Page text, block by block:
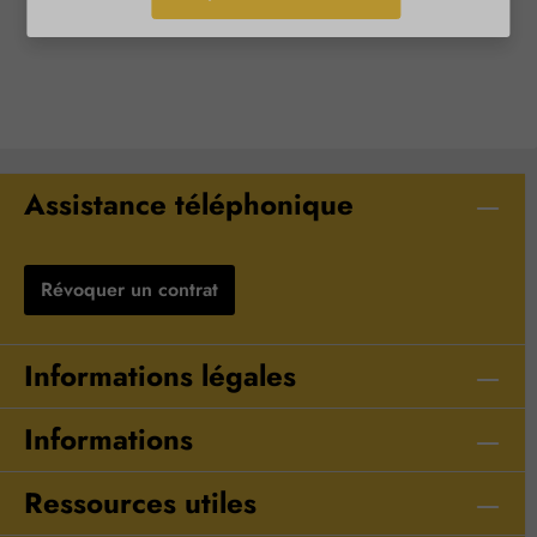
Assistance téléphonique
Révoquer un contrat
Informations légales
Informations
Ressources utiles